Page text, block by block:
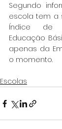
Segundo
escola tem a
Índice de
Educação
apenas da
o momento.
Escolas